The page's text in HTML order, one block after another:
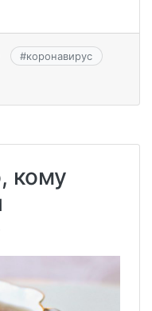
#коронавирус
кому